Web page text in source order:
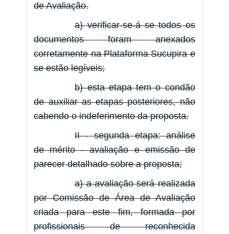
de Avaliação.
a) verificar-se-á se todos os
documentos foram anexados
corretamente na Plataforma Sucupira e
se estão legíveis;
b) esta etapa tem o condão
de auxiliar as etapas posteriores, não
cabendo o indeferimento da proposta.
II - segunda etapa: análise
de mérito - avaliação e emissão de
parecer detalhado sobre a proposta;
a) a avaliação será realizada
por Comissão de Área de Avaliação
criada para este fim, formada por
profissionais de reconhecida